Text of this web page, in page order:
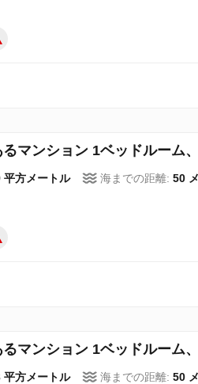
マンション 1ベッドルーム
平方メートル 海までの距離: 50
マンション 1ベッドルーム
平方メートル 海までの距離: 50